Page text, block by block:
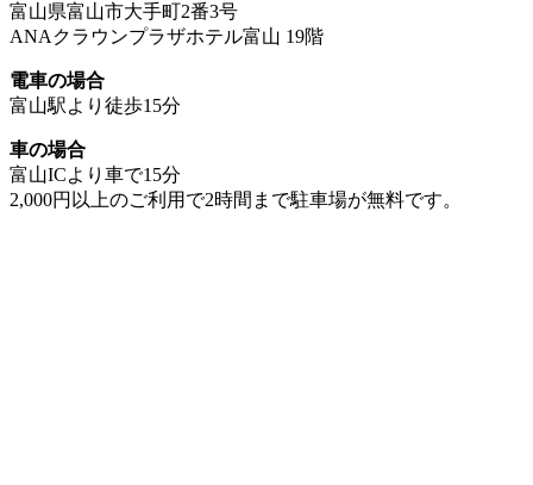
富山県富山市大手町2番3号
ANAクラウンプラザホテル富山 19階
電車の場合
富山駅より徒歩15分
車の場合
富山ICより車で15分
2,000円以上のご利用で2時間まで駐車場が無料です。